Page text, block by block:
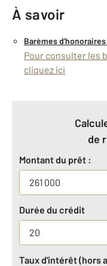
À savoir
Barèmes
Pour consulter les
cliquez ici
de
Montant du prêt :
Durée du crédit
Taux d'intérêt (hors